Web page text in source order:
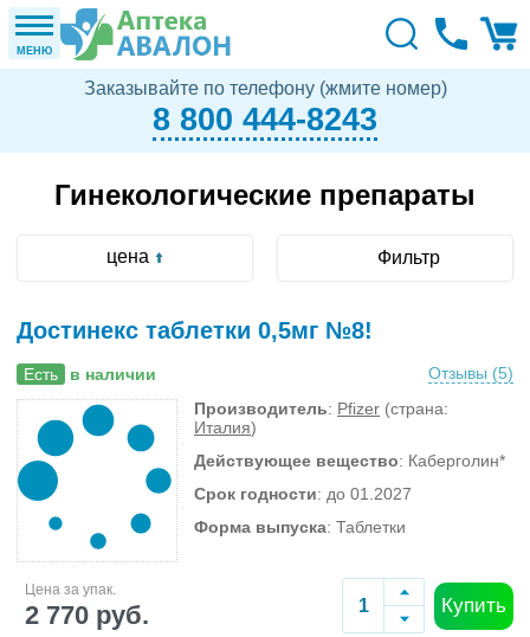
МЕНЮ
Заказывайте по телефону (жмите номер)
8 800 444-8243
Гинекологические препараты
цена Фильтр
Достинекс таблетки 0,5мг №8!
Есть в наличии Отзывы (5)
Производитель: Pfizer (страна:
Италия)
Действующее вещество: Каберголин*
Срок годности: до 01.2027
Форма выпуска: Таблетки
Цена за упак.
2 770 руб. Купить